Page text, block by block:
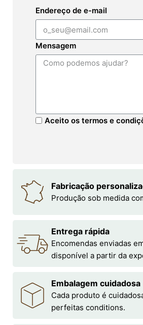
Endereço de e-mail
Mensagem
Aceito os termos e
Fabricação
Produção sob medida
Entrega rápida
Encomendas enviadas
disponível a partir da
Embalagem cuidadosa
Cada produto é
perfeitas conditions.